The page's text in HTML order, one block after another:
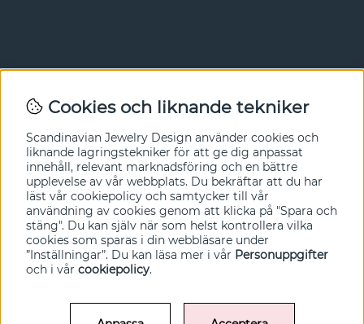
Nyhetsbrev
erbjudanden före alla andra. Registrera dig här nedan.
Ja tack!
Cookies och liknande tekniker
Scandinavian Jewelry Design använder cookies och
liknande lagringstekniker för att ge dig anpassat
innehåll, relevant marknadsföring och en bättre
upplevelse av vår webbplats. Du bekräftar att du har
läst vår cookiepolicy och samtycker till vår
användning av cookies genom att klicka på "Spara och
stäng". Du kan själv när som helst kontrollera vilka
cookies som sparas i din webbläsare under
”Inställningar”. Du kan läsa mer i vår Personuppgifter
och i vår cookiepolicy.